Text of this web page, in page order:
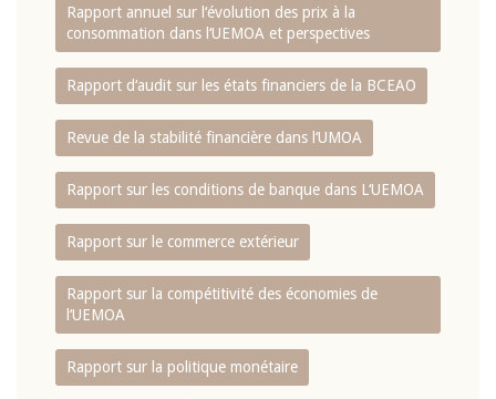
Rapport annuel sur l‘évolution des prix à la
consommation dans l‘UEMOA et perspectives
Rapport d‘audit sur les états financiers de la BCEAO
Revue de la stabilité financière dans l‘UMOA
Rapport sur les conditions de banque dans L‘UEMOA
Rapport sur le commerce extérieur
Rapport sur la compétitivité des économies de
l‘UEMOA
Rapport sur la politique monétaire